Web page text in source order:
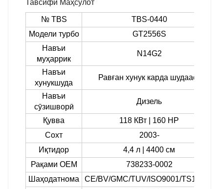
Тавсифи Маҳсулот
№ TBS
TBS-0440
Модели турбо
GT2556S
Навъи
муҳаррик
N14G2
Навъи
хунукшуда
Равған хунук карда шудааст
Навъи
сӯзишворӣ
Дизель
Қувва
118 КВт | 160 HP
Сохт
2003-
Иқтидор
4,4 л | 4400 см
Рақами OEM
738233-0002
Шаҳодатнома
CE/BV/GMC/TUV/ISO9001/TS16949